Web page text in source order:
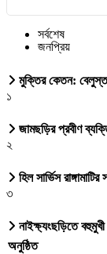
সর্বশেষ
জনপ্রিয়
মুক্তির কেতন:
১
জামছড়ির প্রবীণ
২
হিল সার্ভিস
৩
নাইক্ষ্যংছড়িতে
অনুষ্ঠিত